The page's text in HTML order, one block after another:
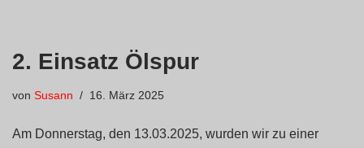
2. Einsatz Ölspur
von Susann 16. März 2025
Am Donnerstag, den 13.03.2025, wurden wir zu einer